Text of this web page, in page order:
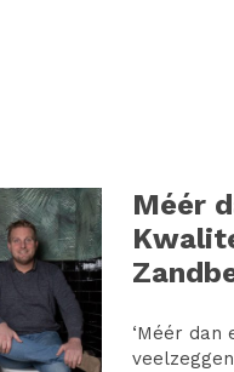
Méér
‘Méér dan